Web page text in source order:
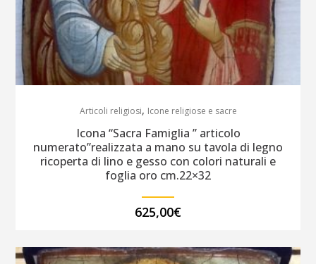
Articoli religiosi, Icone religiose e sacre
Icona “Sacra Famiglia ” articolo
numerato”realizzata a mano su tavola di legno
ricoperta di lino e gesso con colori naturali e
foglia oro cm.22×32
625,00€